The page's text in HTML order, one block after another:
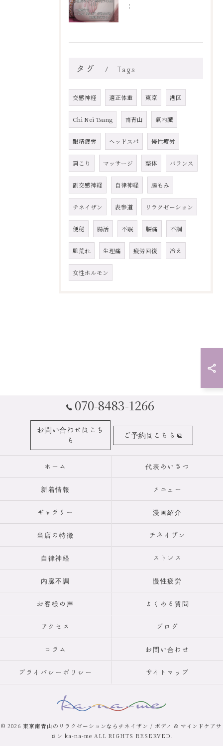
:
タグ Tags
交感神経 適正体重 東京 港区
Chi Nei Tsang 南青山 氣内臓
眼精疲労 ヘッドスパ 慢性疲労
肩こり マッサージ 整体 バランス
副交感神経 自律神経 腸もみ
チネイザン 表参道 リラクゼーション
便秘 腸活 不眠 腰痛 不調
肌荒れ 生理痛 疲労回復 冷え
女性ホルモン
070-8483-1266
お問い合わせはこち
ら
ご予約はこちら
ホーム 代表あいさつ
新着情報 メニュー
ギャラリー 漫画紹介
当店の特徴 チネイザン
自律神経 ストレス
内臓不調 慢性疲労
お客様の声 よくある質問
アクセス ブログ
コラム お問い合わせ
プライバシーポリシー サイトマップ
© 2026 東京南青山のリラクゼーションならチネイザン / ボディ & マインドケアサ
ロン ka-na-me ALL RIGHTS RESERVED.